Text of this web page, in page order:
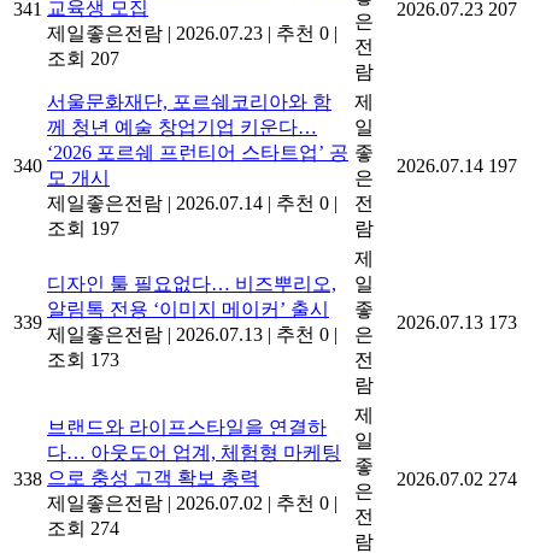
341 교육생 모집
제일좋은전람 | 2026.07.23 | 추천 0 |
조회 207
은
전
람
2026.07.23 207
340
서울문화재단, 포르쉐코리아와 함
께 청년 예술 창업기업 키운다…
‘2026 포르쉐 프런티어 스타트업’ 공
모 개시
제일좋은전람 | 2026.07.14 | 추천 0 |
조회 197
제
일
좋
은
전
람
2026.07.14 197
339
디자인 툴 필요없다… 비즈뿌리오,
알림톡 전용 ‘이미지 메이커’ 출시
제일좋은전람 | 2026.07.13 | 추천 0 |
조회 173
제
일
좋
은
전
람
2026.07.13 173
338
브랜드와 라이프스타일을 연결하
다… 아웃도어 업계, 체험형 마케팅
으로 충성 고객 확보 총력
제일좋은전람 | 2026.07.02 | 추천 0 |
조회 274
제
일
좋
은
전
람
2026.07.02 274